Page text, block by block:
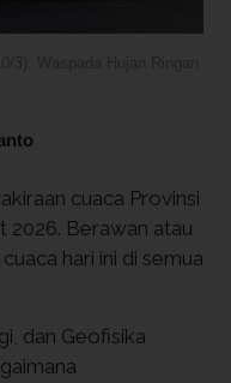
cuaca Provinsi
2026. Berawan atau
hari ini di semua
dan Geofisika